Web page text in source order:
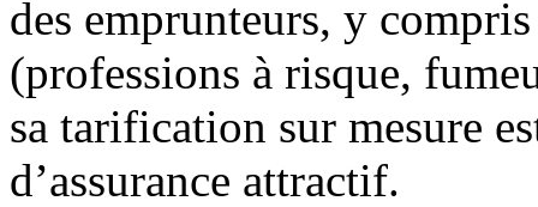
des emprunteurs, y
(professions à risque,
sa tarification sur mesure
d’assurance attractif.